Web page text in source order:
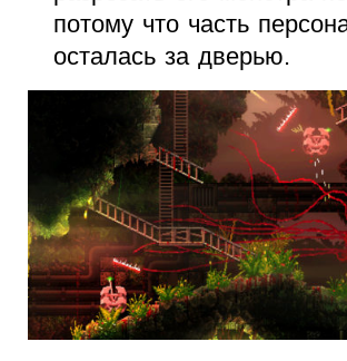
потому что часть
осталась за дверью.